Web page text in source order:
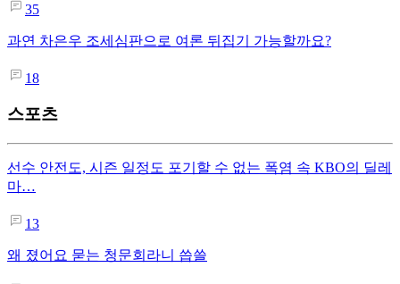
35
과연 차은우 조세심판으로 여론 뒤집기 가능할까요?
18
스포츠
선수 안전도, 시즌 일정도 포기할 수 없는 폭염 속 KBO의 딜레
마…
13
왜 졌어요 묻는 청문회라니 씁쓸